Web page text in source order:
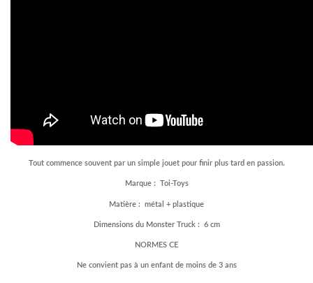
Tout commence souvent par un simple jouet pour finir plus tard en passion.
Marque : Toi-Toys
Matière : métal + plastique
Dimensions du Monster Truck : 6 cm
NORMES CE
Ne convient pas à un enfant de moins de 3 ans